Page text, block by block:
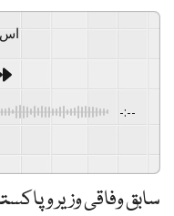
-:--
سابق وفاقی وزیر و